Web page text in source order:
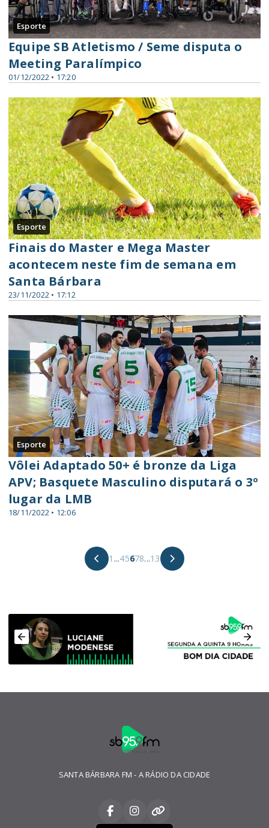
Esporte
01/12/2022 • 17:20
Equipe SB Atletismo / Seme disputa o
Meeting Paralímpico
Esporte
23/11/2022 • 17:12
Finais do Master e Mega Master
acontecem neste fim de semana em
Santa Bárbara
Esporte
18/11/2022 • 12:06
Vôlei Adaptado 50+ é bronze da Liga
APV; Basquete Masculino disputará o 3º
lugar da LMB
1 ...45678...13
SANTA BÁRBARA FM - A RÁDIO DA CIDADE